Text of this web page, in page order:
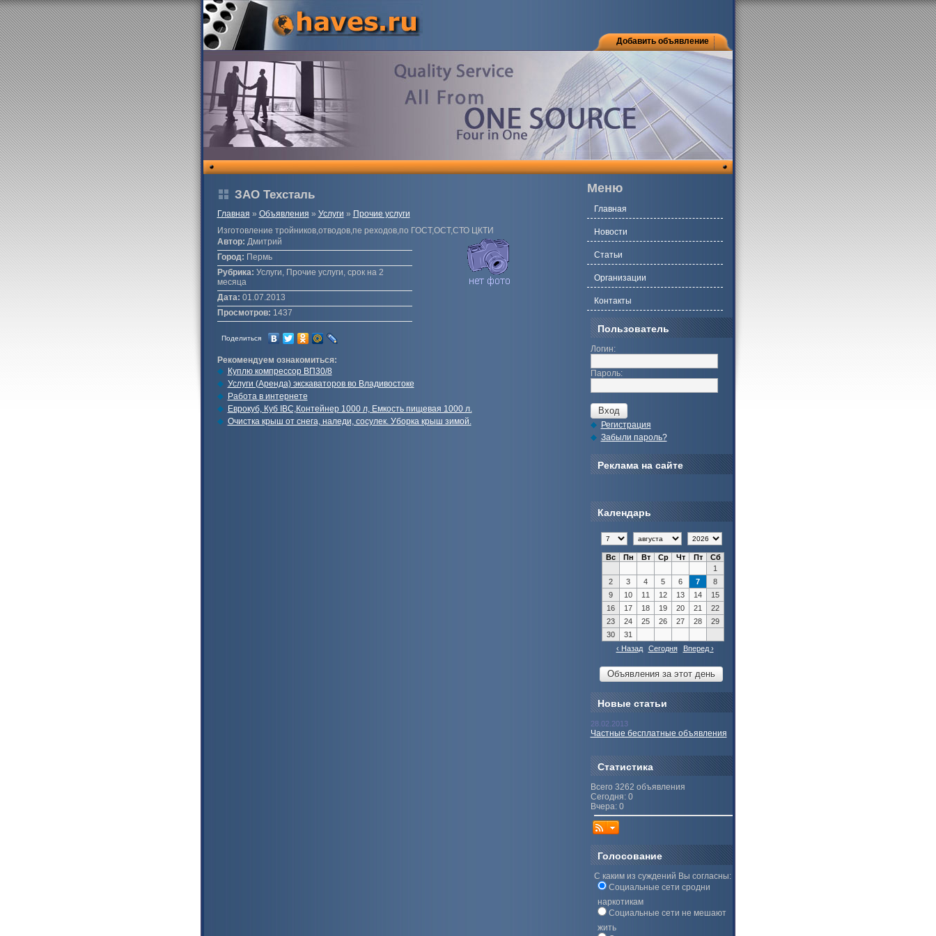
Добавить объявление
ЗАО Техсталь
Главная » Объявления » Услуги » Прочие услуги
Изготовление тройников,отводов,пе реходов,по ГОСТ,ОСТ,СТО ЦКТИ
Автор: Дмитрий
Город: Пермь
Рубрика: Услуги, Прочие услуги, срок на 2
месяца
Дата: 01.07.2013
Просмотров: 1437
Поделиться
Рекомендуем ознакомиться:
Куплю компрессор ВП30/8
Услуги (Аренда) экскаваторов во Владивостоке
Работа в интернете
Еврокуб, Куб IBC,Контейнер 1000 л, Емкость пищевая 1000 л.
Очистка крыш от снега, наледи, сосулек. Уборка крыш зимой.
Меню
Главная
Новости
Статьи
Организации
Контакты
Пользователь
Логин:
Пароль:
Регистрация
Забыли пароль?
Реклама на сайте
Календарь
Вс Пн Вт Ср Чт Пт
Сб
1
2
3 4 5 6 7
8
9
10 11 12 13 14
15
16
17 18 19 20 21
22
23
24 25 26 27 28
29
30
31
‹ Назад
Сегодня Вперед ›
Новые статьи
28.02.2013
Частные бесплатные объявления
Статистика
Всего 3262 объявления
Сегодня: 0
Вчера: 0
Голосование
С каким из суждений Вы согласны:
Социальные сети сродни
наркотикам
Социальные сети не мешают
жить